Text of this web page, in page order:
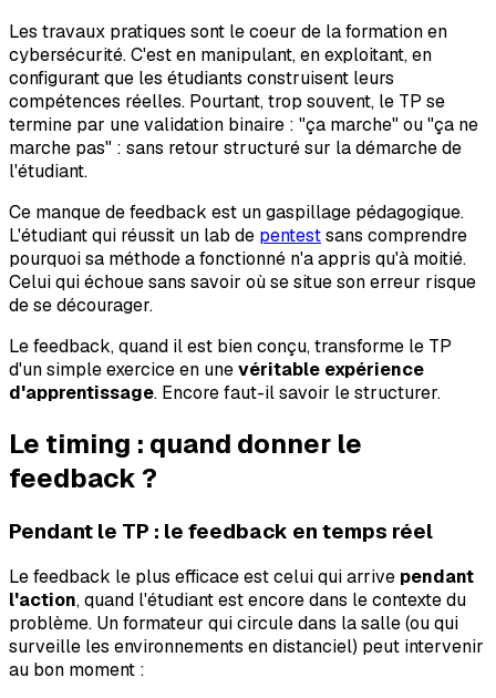
Les travaux pratiques sont le coeur de la formation en
cybersécurité. C'est en manipulant, en exploitant, en
configurant que les étudiants construisent leurs
compétences réelles. Pourtant, trop souvent, le TP se
termine par une validation binaire : "ça marche" ou "ça ne
marche pas" : sans retour structuré sur la démarche de
l'étudiant.
Ce manque de feedback est un gaspillage pédagogique.
L'étudiant qui réussit un lab de pentestsans comprendre
pourquoi sa méthode a fonctionné n'a appris qu'à moitié.
Celui qui échoue sans savoir où se situe son erreur risque
de se décourager.
Le feedback, quand il est bien conçu, transforme le TP
d'un simple exercice en unevéritable expérience
d'apprentissage. Encore faut-il savoir le structurer.
Le timing : quand donner le
feedback ?
Pendant le TP : le feedback en temps réel
Le feedback le plus efficace est celui qui arrive pendant
l'action, quand l'étudiant est encore dans le contexte du
problème. Un formateur qui circule dans la salle (ou qui
surveille les environnements en distanciel) peut intervenir
au bon moment :